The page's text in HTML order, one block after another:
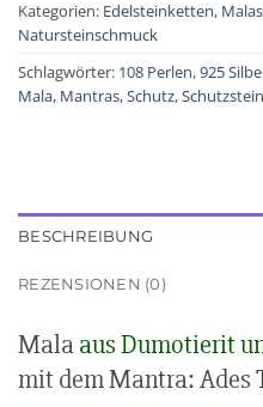
Kategorien: Edelsteinketten,
Natursteinschmuck
Schlagwörter: 108 Perlen,925
Mala, Mantras,Schutz,Schutzstein
BESCHREIBUNG
REZENSIONEN (0)
Malaaus Dumotierit
mit dem Mantra: Ades